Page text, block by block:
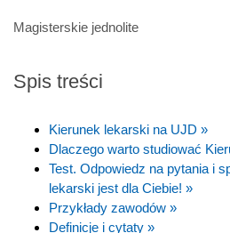
Magisterskie jednolite
Spis treści
Kierunek lekarski na UJD »
Dlaczego warto studiować
Test. Odpowiedz na pytania i
lekarski jest dla Ciebie! »
Przykłady zawodów »
Definicje i cytaty »